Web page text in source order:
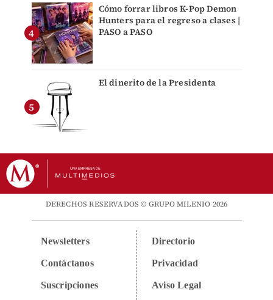
Cómo forrar libros K-Pop Demon
Hunters para el regreso a clases |
PASO a PASO
El dinerito de la Presidenta
DERECHOS RESERVADOS © GRUPO MILENIO 2026
Newsletters
Contáctanos
Suscripciones
Directorio
Privacidad
Aviso Legal